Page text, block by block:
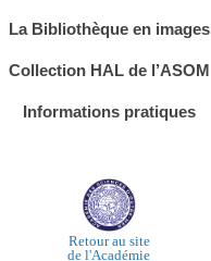
La Bibliothèque en images
Collection HAL de l’ASOM
Informations pratiques
Retour au site
de l'Académie